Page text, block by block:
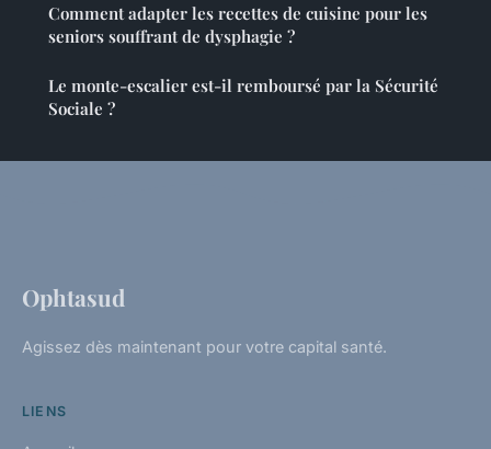
Comment adapter les recettes de cuisine pour les
seniors souffrant de dysphagie ?
Le monte-escalier est-il remboursé par la Sécurité
Sociale ?
Ophtasud
Agissez dès maintenant pour votre capital santé.
LIENS